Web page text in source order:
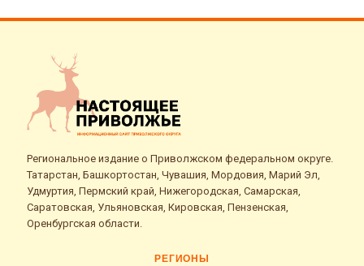
Региональное издание о Приволжском федеральном округе.
Татарстан, Башкортостан, Чувашия, Мордовия, Марий Эл,
Удмуртия, Пермский край, Нижегородская, Самарская,
Саратовская, Ульяновская, Кировская, Пензенская,
Оренбургская области.
РЕГИОНЫ